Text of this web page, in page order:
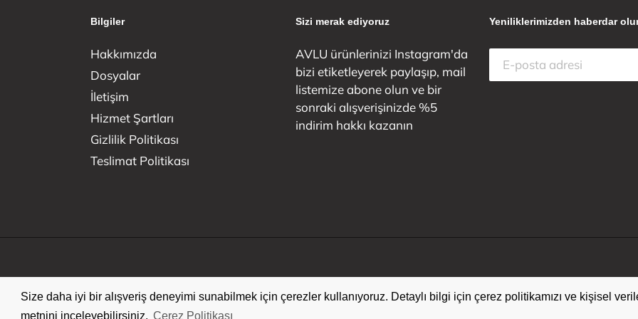
Size daha iyi bir alışveriş deneyimi sunabilmek için çerezler kullanıyoruz. Detaylı bilgi için çerez politikamızı ve kişisel
metnini inceleyebilirsiniz. Çerez Politikası
Size daha iyi bir alışveriş deneyimi sunabilmek için çerezler kullanıyoruz. Detaylı bilgi için çerez politikamızı ve kişisel
metnini inceleyebilirsiniz. Çerez Politikası
Bilgiler
Hakkımızda
Dosyalar
İletişim
Hizmet Şartları
Gizlilik Politikası
Teslimat Politikası
Sizi merak ediyoruz
AVLU ürünlerinizi Instagram'da
bizi etiketleyerek paylaşıp, mail
listemize abone olun ve bir
sonraki alışverişinizde %5
indirim hakkı kazanın
Yeniliklerimizden haberdar